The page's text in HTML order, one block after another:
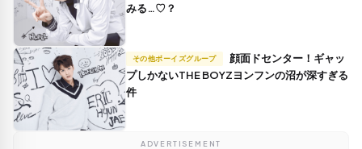
みる…♡？
その他ボーイズグループ
プしかないTHE BOYZヨンフンの沼が深すぎる
件
ADVERTISEMENT